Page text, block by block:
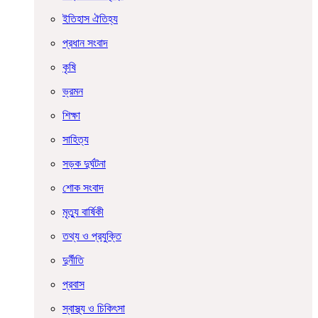
ইতিহাস ঐতিহ্য
প্রধান সংবাদ
কৃষি
ভ্রমন
শিক্ষা
সাহিত্য
সড়ক দুর্ঘটনা
শোক সংবাদ
মৃত্যু বার্ষিকী
তথ্য ও প্রযুক্তি
দুর্নীতি
প্রবাস
স্বাস্থ্য ও চিকিৎসা